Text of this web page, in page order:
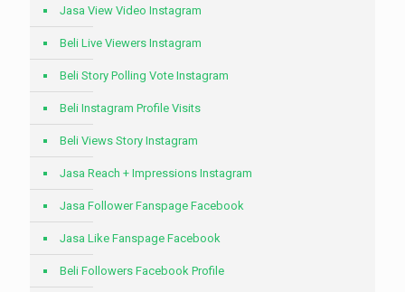
Jasa View Video Instagram
Beli Live Viewers Instagram
Beli Story Polling Vote Instagram
Beli Instagram Profile Visits
Beli Views Story Instagram
Jasa Reach + Impressions Instagram
Jasa Follower Fanspage Facebook
Jasa Like Fanspage Facebook
Beli Followers Facebook Profile